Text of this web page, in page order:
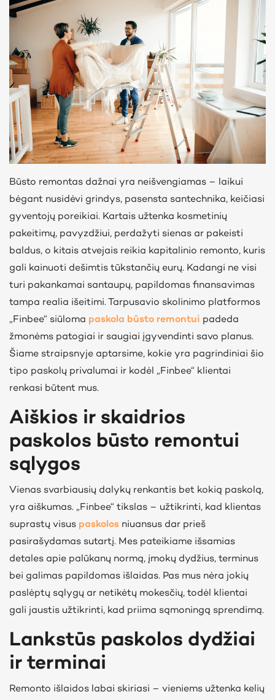
Būsto remontas dažnai yra neišvengiamas – laikui
bėgant nusidėvi grindys, pasensta santechnika, keičiasi
gyventojų poreikiai. Kartais užtenka kosmetinių
pakeitimų, pavyzdžiui, perdažyti sienas ar pakeisti
baldus, o kitais atvejais reikia kapitalinio remonto, kuris
gali kainuoti dešimtis tūkstančių eurų. Kadangi ne visi
turi pakankamai santaupų, papildomas finansavimas
tampa realia išeitimi. Tarpusavio skolinimo platformos
„Finbee“ siūloma paskola būsto remontui padeda
žmonėms patogiai ir saugiai įgyvendinti savo planus.
Šiame straipsnyje aptarsime, kokie yra pagrindiniai šio
tipo paskolų privalumai ir kodėl „Finbee“ klientai
renkasi būtent mus.
Aiškios ir skaidrios
paskolos būsto remontui
sąlygos
Vienas svarbiausių dalykų renkantis bet kokią paskolą,
yra aiškumas. „Finbee“ tikslas – užtikrinti, kad klientas
suprastų visus paskolos niuansus dar prieš
pasirašydamas sutartį. Mes pateikiame išsamias
detales apie palūkanų normą, įmokų dydžius, terminus
bei galimas papildomas išlaidas. Pas mus nėra jokių
paslėptų sąlygų ar netikėtų mokesčių, todėl klientai
gali jaustis užtikrinti, kad priima sąmoningą sprendimą.
Lankstūs paskolos dydžiai
ir terminai
Remonto išlaidos labai skiriasi – vieniems užtenka kelių